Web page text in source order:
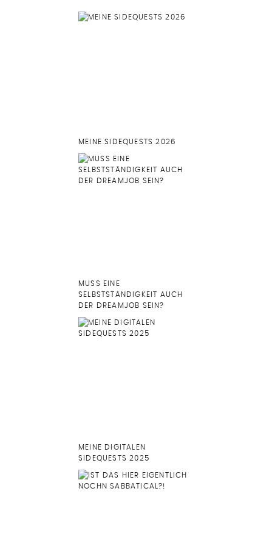
MEINE SIDEQUESTS 2026
MUSS EINE
SELBSTSTÄNDIGKEIT AUCH
DER DREAMJOB SEIN?
MEINE DIGITALEN
SIDEQUESTS 2025